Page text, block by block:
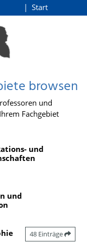
Start
browsen
und
Fachgebiet
und
und
48 Einträge